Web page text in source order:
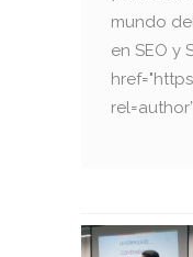
mundo
en SEO y